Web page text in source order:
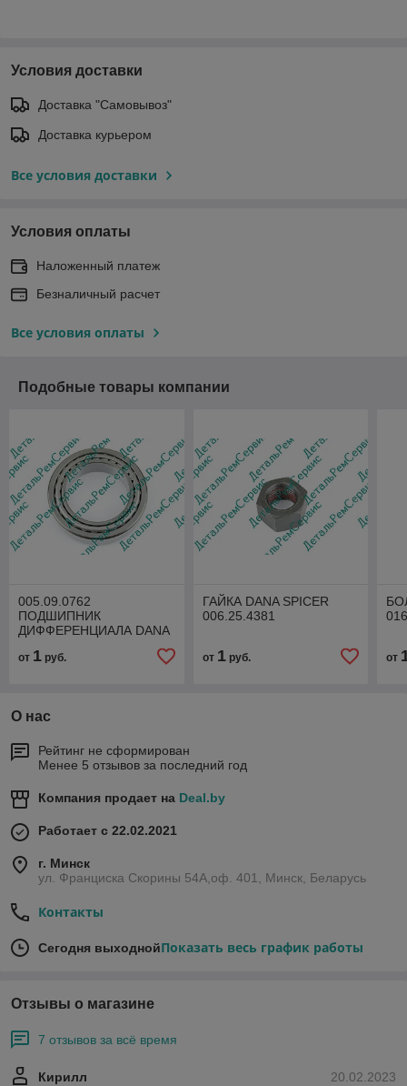
Условия доставки
Доставка "Самовывоз"
Доставка курьером
Все условия доставки
Условия оплаты
Наложенный платеж
Безналичный расчет
Все условия оплаты
Подобные товары компании
005.09.0762
ПОДШИПНИК
ДИФФЕРЕНЦИАЛА DANA
от 1 руб.
ГАЙКА DANA SPICER
006.25.4381
от 1руб. от
О нас
Рейтинг не сформирован
Менее 5 отзывов за последний год
Компания продает на Deal.by
Работает с 22.02.2021
г. Минск
ул. Франциска Скорины 54А,оф. 401, Минск, Беларусь
Контакты
Сегодня выходнойПоказать весь график работы
Отзывы о магазине
7 отзывов за всё время
20.02.2023
Кирилл